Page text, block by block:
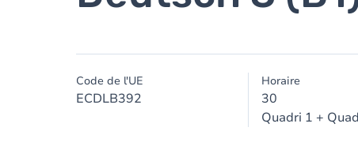
Code de l'UE
ECDLB392
Horaire
30
Quadri 1 +